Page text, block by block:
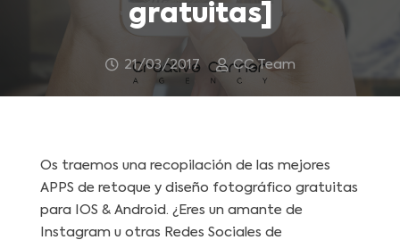
gratuitas]
21/03/2017 CC Team
Os traemos una recopilación de las mejores
APPS de retoque y diseño fotográfico gratuitas
para IOS & Android. ¿Eres un amante de
Instagram u otras Redes Sociales de